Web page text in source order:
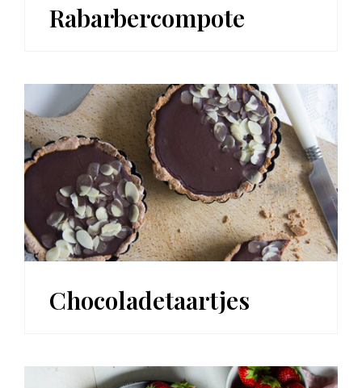
Rabarbercompote
Chocoladetaartjes